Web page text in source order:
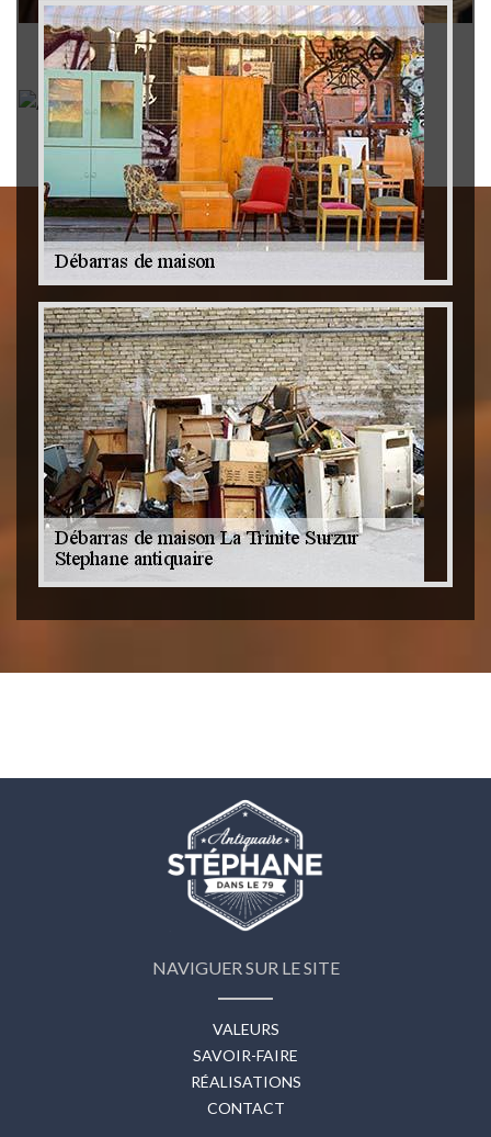
Rachat instrument de musique 79
Achat antiquité 79
NAVIGUER SUR LE SITE
VALEURS
SAVOIR-FAIRE
RÉALISATIONS
CONTACT